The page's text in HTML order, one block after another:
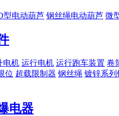
型电动葫芦 钢丝绳电动葫芦 微
电机 运行电机 运行跑车装置 卷
位 超载限制器 钢丝绳 镀锌系列
电器